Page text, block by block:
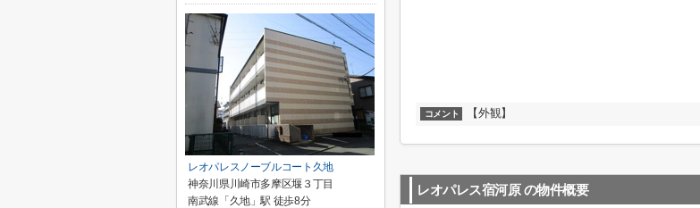
コメント 【外観】
レオパレス宿河原 の物件概要
レオパレスノーブルコート久地
神奈川県川崎市多摩区堰３丁目
南武線「久地」駅 徒歩8分